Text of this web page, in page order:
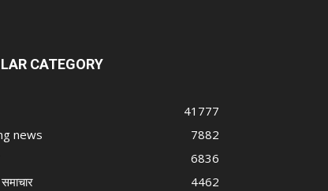
CATEGORY
41777
news
7882
6836
4462